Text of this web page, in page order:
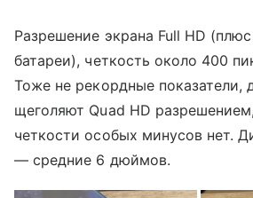
Разрешение экрана Full HD
батареи), четкость около 400
Тоже не рекордные показатели,
щеголяют Quad HD
четкости особых минусов нет.
— средние 6 дюймов.